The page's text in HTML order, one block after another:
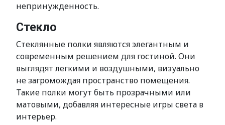
непринужденность.
Стекло
Стеклянные полки являются элегантным и
современным решением для гостиной. Они
выглядят легкими и воздушными, визуально
не загромождая пространство помещения.
Такие полки могут быть прозрачными или
матовыми, добавляя интересные игры света в
интерьер.